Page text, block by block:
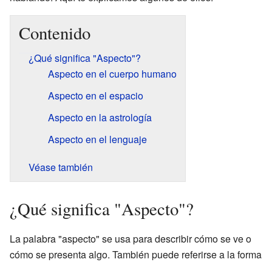
Contenido
¿Qué significa "Aspecto"?
Aspecto en el cuerpo humano
Aspecto en el espacio
Aspecto en la astrología
Aspecto en el lenguaje
Véase también
¿Qué significa "Aspecto"?
La palabra "aspecto" se usa para describir cómo se ve o
cómo se presenta algo. También puede referirse a la forma